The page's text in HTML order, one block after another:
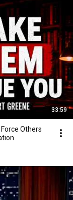
33:59
Others